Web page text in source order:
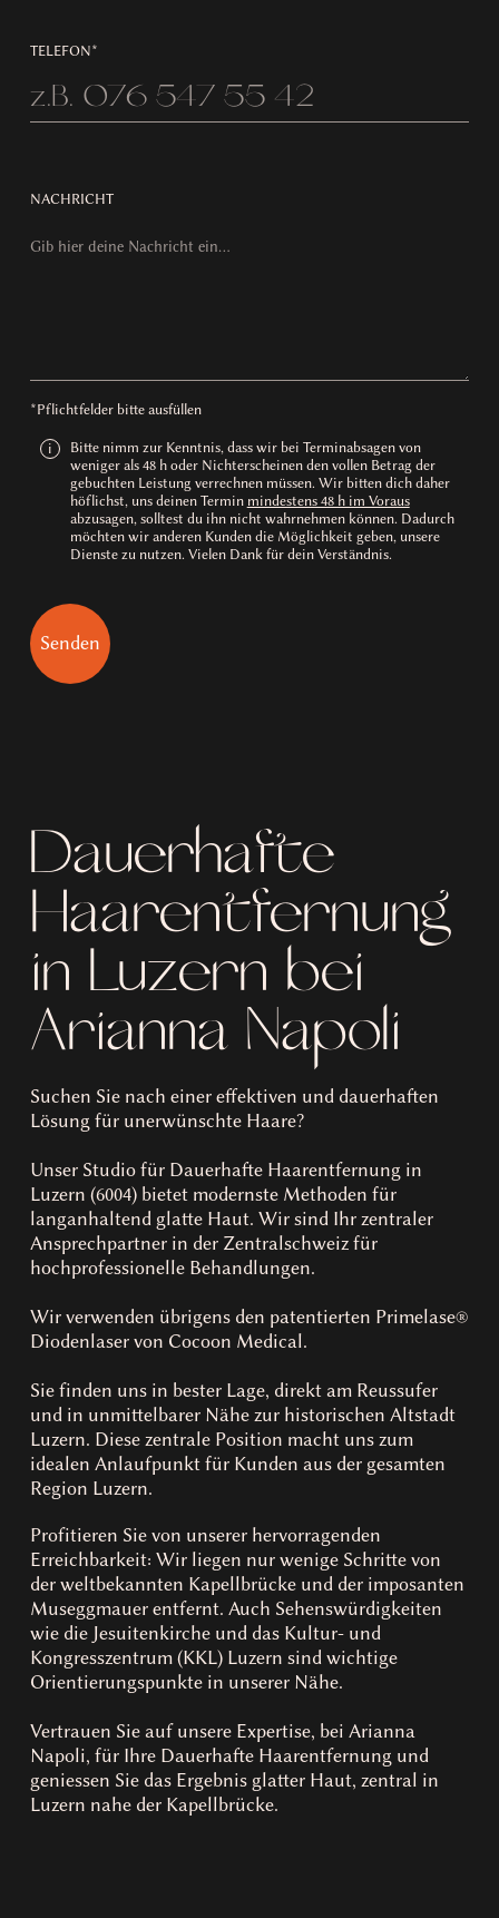
TELEFON*
NACHRICHT
*Pflichtfelder bitte ausfüllen
i
Bitte nimm zur Kenntnis, dass wir bei Terminabsagen von
weniger als 48 h oder Nichterscheinen den vollen Betrag der
gebuchten Leistung verrechnen müssen. Wir bitten dich daher
höflichst, uns deinen Termin mindestens 48 h im Voraus
abzusagen, solltest du ihn nicht wahrnehmen können. Dadurch
möchten wir anderen Kunden die Möglichkeit geben, unsere
Dienste zu nutzen. Vielen Dank für dein Verständnis.
Dauerhafte
Haarentfernung
in Luzern bei
Arianna Napoli
Suchen Sie nach einer effektiven und dauerhaften
Lösung für unerwünschte Haare?
Unser Studio für Dauerhafte Haarentfernung in
Luzern (6004) bietet modernste Methoden für
langanhaltend glatte Haut. Wir sind Ihr zentraler
Ansprechpartner in der Zentralschweiz für
hochprofessionelle Behandlungen.
Wir verwenden übrigens den patentierten Primelase®
Diodenlaser von Cocoon Medical.
Sie finden uns in bester Lage, direkt am Reussufer
und in unmittelbarer Nähe zur historischen Altstadt
Luzern. Diese zentrale Position macht uns zum
idealen Anlaufpunkt für Kunden aus der gesamten
Region Luzern.
Profitieren Sie von unserer hervorragenden
Erreichbarkeit: Wir liegen nur wenige Schritte von
der weltbekannten Kapellbrücke und der imposanten
Museggmauer entfernt. Auch Sehenswürdigkeiten
wie die Jesuitenkirche und das Kultur- und
Kongresszentrum (KKL) Luzern sind wichtige
Orientierungspunkte in unserer Nähe.
Vertrauen Sie auf unsere Expertise, bei Arianna
Napoli, für Ihre Dauerhafte Haarentfernung und
geniessen Sie das Ergebnis glatter Haut, zentral in
Luzern nahe der Kapellbrücke.